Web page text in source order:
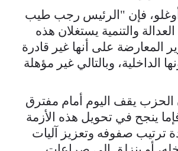
فإن "الرئيس رجب طيب
والتنمية يستغلان هذه
المعارضة على أنها غير قادرة
الداخلية، وبالتالي غير مؤهلة
الحزب يقف اليوم أمام مفترق
ينجح في تحويل هذه الأزمة
ترتيب صفوفه وتعزيز آليات